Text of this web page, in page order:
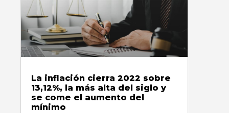
La inflación cierra 2022 sobre
13,12%, la más alta del siglo y
se come el aumento del
mínimo